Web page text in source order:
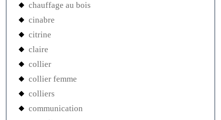
chauffage au bois
cinabre
citrine
claire
collier
collier femme
colliers
communication